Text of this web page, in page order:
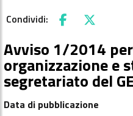
Condividi: Facebook
X
Avviso 1/2014
organizzazione e
segretariato del
Data di pubblicazione